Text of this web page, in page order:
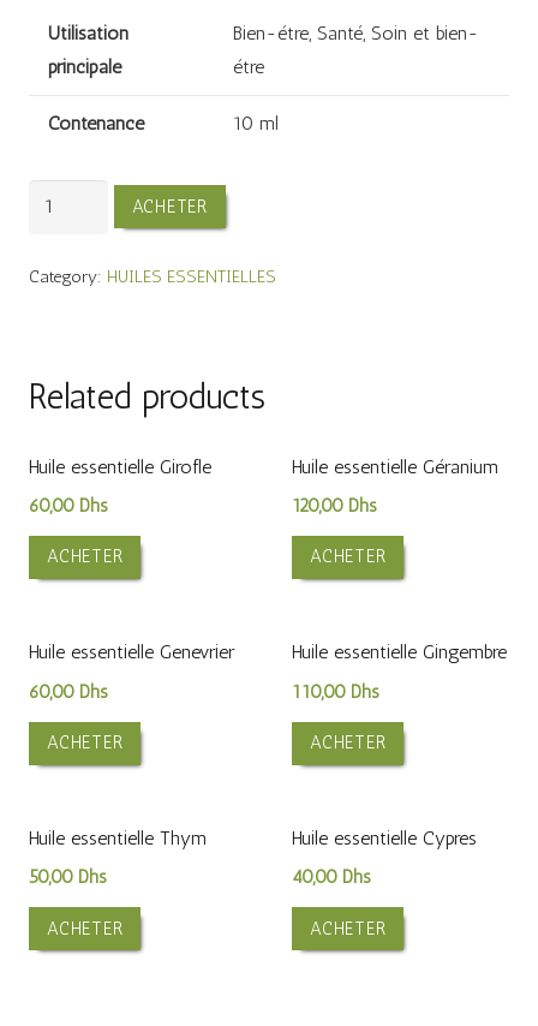
Utilisation
principale
Bien-étre, Santé, Soin et bien-
étre
Contenance 10 ml
Huile
ACHETER
Category: HUILES ESSENTIELLES
Related products
Huile essentielle Girofle
60,00 Dhs
ACHETER
Huile essentielle Géranium
120,00 Dhs
ACHETER
Huile essentielle Genevrier
60,00 Dhs
ACHETER
Huile essentielle Gingembre
110,00 Dhs
ACHETER
Huile essentielle Thym
50,00 Dhs
ACHETER
Huile essentielle Cypres
40,00 Dhs
ACHETER